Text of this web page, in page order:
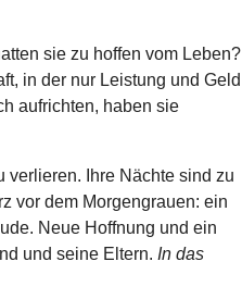
sie zu hoffen vom Leben?
in der nur Leistung und Geld
aufrichten, haben sie
verlieren. Ihre Nächte sind zu
vor dem Morgengrauen: ein
Neue Hoffnung und ein
und seine Eltern. In das